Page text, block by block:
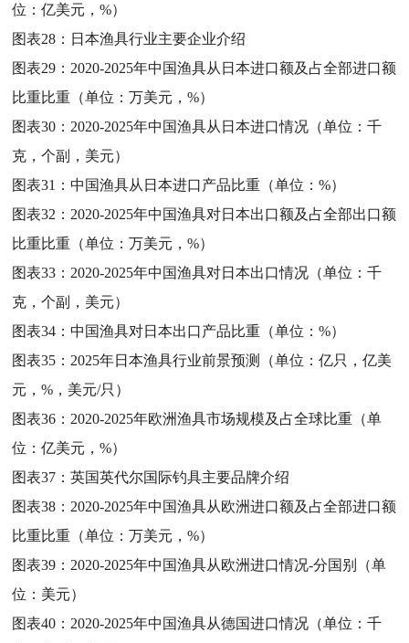
位：亿美元，%）
图表28： 日本渔具行业主要企业介绍
图表29： 2020-2025年中国渔具从日本进口额及占全部进口额
比重比重（单位：万美元，%）
图表30： 2020-2025年中国渔具从日本进口情况（单位：千
克，个副，美元）
图表31：中国渔具从日本进口产品比重（单位：%）
图表32： 2020-2025年中国渔具对日本出口额及占全部出口额
比重比重（单位：万美元，%）
图表33： 2020-2025年中国渔具对日本出口情况（单位：千
克，个副，美元）
图表34：中国渔具对日本出口产品比重（单位：%）
图表35： 2025年日本渔具行业前景预测（单位：亿只，亿美
元，%，美元/只）
图表36： 2020-2025年欧洲渔具市场规模及占全球比重（单
位：亿美元，%）
图表37：英国英代尔国际钓具主要品牌介绍
图表38： 2020-2025年中国渔具从欧洲进口额及占全部进口额
比重比重（单位：万美元，%）
图表39： 2020-2025年中国渔具从欧洲进口情况-分国别（单
位：美元）
图表40： 2020-2025年中国渔具从德国进口情况（单位：千